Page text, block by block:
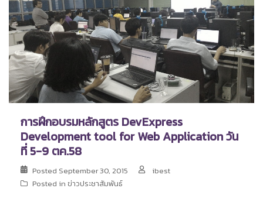
การฝึกอบรมหลักสูตร DevExpress
Development tool for Web Application วัน
ที่ 5-9 ตค.58
Posted September 30, 2015
ibest
Posted in ข่าวประชาสัมพันธ์